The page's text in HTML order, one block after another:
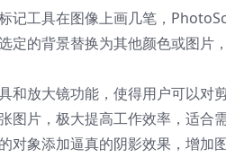
记工具在图像上画几笔，
定的背景替换为其他颜色或图片
和放大镜功能，使得用户可以对
图片，极大提高工作效率，适合
对象添加逼真的阴影效果，增加图